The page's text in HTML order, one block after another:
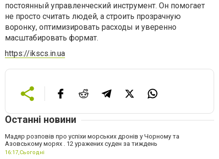
постоянный управленческий инструмент. Он помогает
не просто считать людей, а строить прозрачную
воронку, оптимизировать расходы и уверенно
масштабировать формат.
https://ikscs.in.ua
Останні новини
Мадяр розповів про успіхи морських дронів у Чорному та
Азовському морях . 12 уражених суден за тиждень
16:17,Сьогодні